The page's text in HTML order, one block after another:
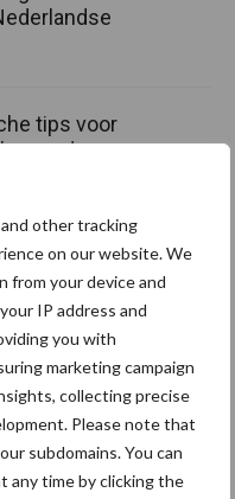
other tracking
on our website. We
from your device and
IP address and
you with
marketing campaign
collecting precise
Please note that
subdomains. You can
any time by clicking the
tips voor
is in
ooit”
Fokkerij